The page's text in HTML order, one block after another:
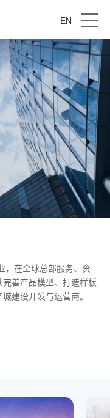
EN
，在全球总部服务、资
善产品模型、打造样板
建设开发与运营商。
角的龙头项目，总建设
。项目包括BB贝博艾弗
207 亩，总建筑面积 11
导，通过产业地产模
和位于西湖区云谷小镇
园项目总建筑面积约为